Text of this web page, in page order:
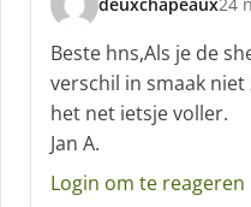
s
c
h
r
e
e
:
Beste hns,Als je de
verschil in smaak
het net ietsje voller.
Jan A.
Login om te reageren